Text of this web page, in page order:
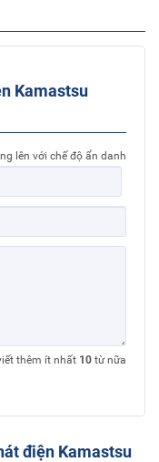
Kamastsu
lên với chế độ ẩn danh
thêm ít nhất 10 từ nữa
điện Kamastsu